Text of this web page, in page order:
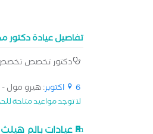
تفاصيل عيادة دكتور
دكتور تخصص
6 اكتوبر
: هيرو مول -
لا توجد مواعيد متاحة